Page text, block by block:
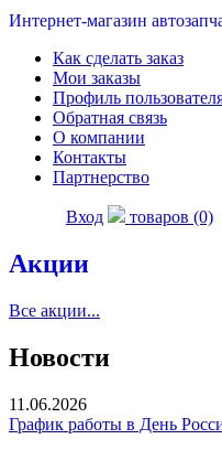
Интернет-магазин
Как сделать заказ
Мои заказы
Профиль
Обратная связь
О компании
Контакты
Партнерство
Вход товаров (0)
Акции
Все акции...
Новости
11.06.2026
График работы в День